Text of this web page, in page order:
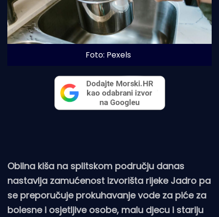
Foto: Pexels
Obilna kiša na splitskom području danas
nastavlja zamućenost izvorišta rijeke Jadro pa
se preporučuje prokuhavanje vode za piće za
bolesne i osjetljive osobe, malu djecu i stariju